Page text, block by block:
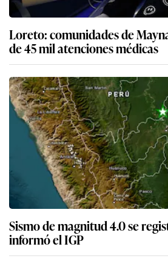
Loreto: comunidades de
de 45 mil atenciones médicas
Sismo de magnitud 4.0 se
informó el IGP